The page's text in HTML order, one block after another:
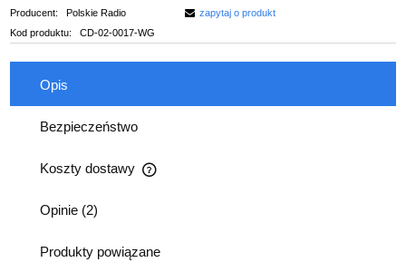
Producent:
Polskie Radio
Kod produktu:
CD-02-0017-WG
zapytaj o produkt
Opis
Bezpieczeństwo
Koszty dostawy
Cena nie zawiera ewentualnych kosztów płatności
Opinie (2)
Produkty powiązane